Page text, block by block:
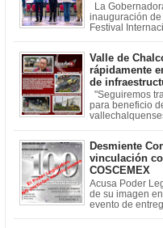
La
inauguración de
Festival
Valle de
rápidamente
de
"Seguiremos
para beneficio
Desmiente
vinculación
COSCEMEX
Acusa Poder
de su imagen
evento de